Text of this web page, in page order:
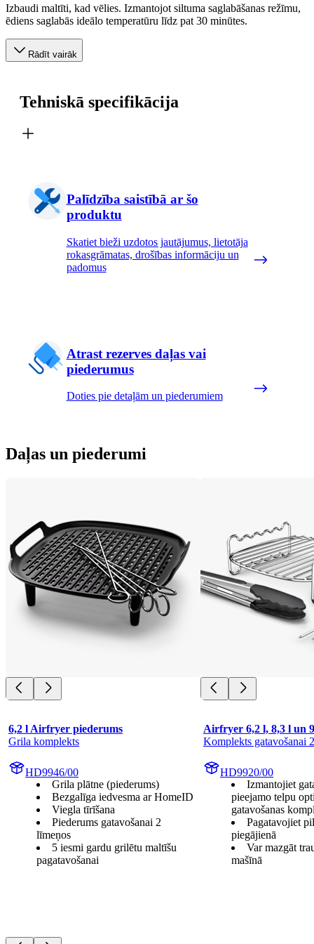
Izbaudi maltīti, kad vēlies. Izmantojot siltuma saglabāšanas režīmu,
ēdiens saglabās ideālo temperatūru līdz pat 30 minūtes.
Rādīt vairāk
Tehniskā specifikācija
Palīdzība saistībā ar šo
produktu
Skatiet bieži uzdotos jautājumus, lietotāja
rokasgrāmatas, drošības informāciju un
padomus
Atrast rezerves daļas vai
piederumus
Doties pie detaļām un piederumiem
Daļas un piederumi
6,2 l Airfryer piederums
Grila komplekts
HD9946/00
Grila plātne (piederums)
Bezgalīga iedvesma ar HomeID
Viegla tīrīšana
Piederums gatavošanai 2
līmeņos
5 iesmi gardu grilētu maltīšu
pagatavošanai
Airfryer 6,2 l, 8,3 l un
Komplekts gatavošanai
HD9920/00
Izmantojiet
pieejamo telpu
gatavošanas
Pagatavojiet
piegājienā
Var mazgāt
mašīnā